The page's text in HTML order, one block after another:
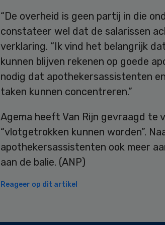
“De overheid is geen partij in die
constateer wel dat de salarissen
verklaring. “Ik vind het belangrijk
kunnen blijven rekenen op goede
nodig dat apothekersassistenten
taken kunnen concentreren.”
Agema heeft Van Rijn gevraagd te
“vlotgetrokken kunnen worden”.
apothekersassistenten ook meer
aan de balie. (ANP)
Reageer op dit artikel